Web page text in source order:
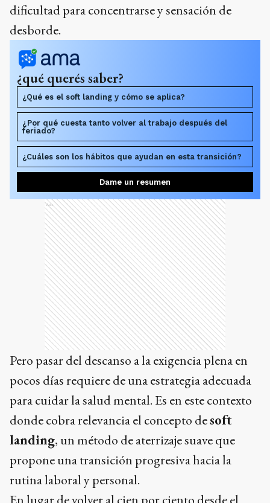
dificultad para concentrarse y sensación de
desborde.
¿qué querés saber?
¿Qué es el soft landing y cómo se aplica?
¿Por qué cuesta tanto volver al trabajo después del
feriado?
¿Cuáles son los hábitos que ayudan en esta transición?
Dame un resumen
Ads
Pero pasar del descanso a la exigencia plena en
pocos días requiere de una estrategia adecuada
para cuidar la salud mental. Es en este contexto
donde cobra relevancia el concepto desoft
landing, un método de aterrizaje suave que
propone una transición progresiva hacia la
rutina laboral y personal.